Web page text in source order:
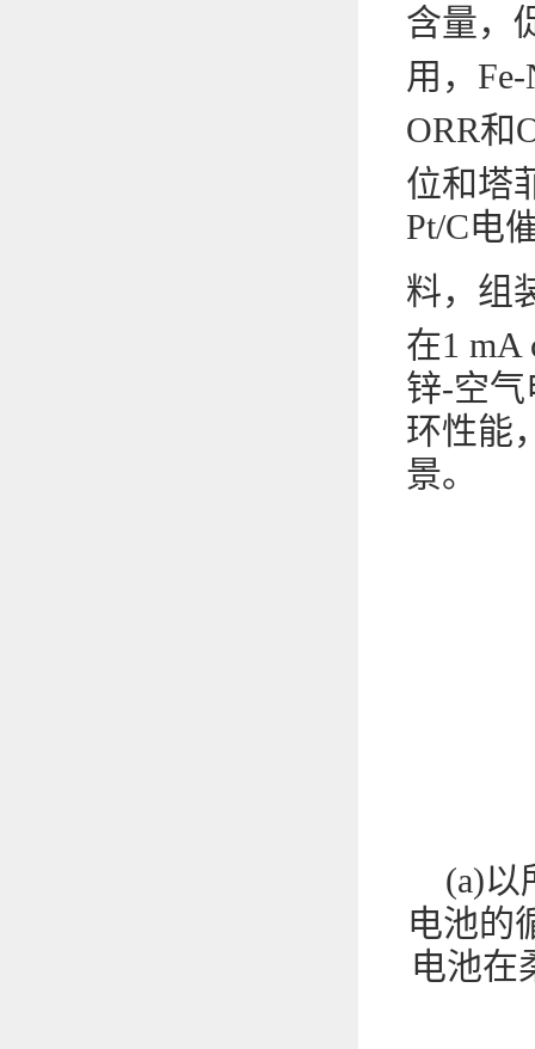
含量，
用，Fe-
ORR和
位和塔
Pt/C电
料，组
在1 mA
锌-空
环性能
景。
(a)以
电池的
电池在